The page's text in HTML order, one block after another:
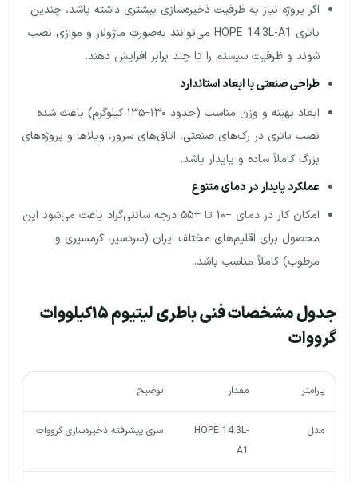
اگر پروژه نیاز به ظرفیت ذخیره‌سازی بیشتری داشته باشد، چندین
باتری HOPE 14.3L-A1 می‌توانند به‌صورت ماژولار و موازی نصب
شوند و ظرفیت سیستم را تا چند برابر افزایش دهند.
طراحی صنعتی با ابعاد استاندارد
ابعاد بهینه و وزن مناسب (حدود ۱۳۰–۱۳۵ کیلوگرم) باعث شده
نصب باتری در رک‌های صنعتی، اتاق‌های سرور، ویلاها و پروژه‌های
بزرگ کاملاً ساده و پایدار باشد.
عملکرد پایدار در دمای متنوع
امکان کار در دمای −۱۰ تا +۵۵ درجه سانتی‌گراد باعث می‌شود این
محصول برای اقلیم‌های مختلف ایران (سردسیر، گرمسیری و
مرطوب) کاملاً مناسب باشد.
جدول مشخصات فنی باطری لیتیوم ۱۵کیلووات
گرووات
پارامتر مقدار توضیح
مدل
HOPE 14.3L-
A1
سری پیشرفته ذخیره‌سازی گرووات